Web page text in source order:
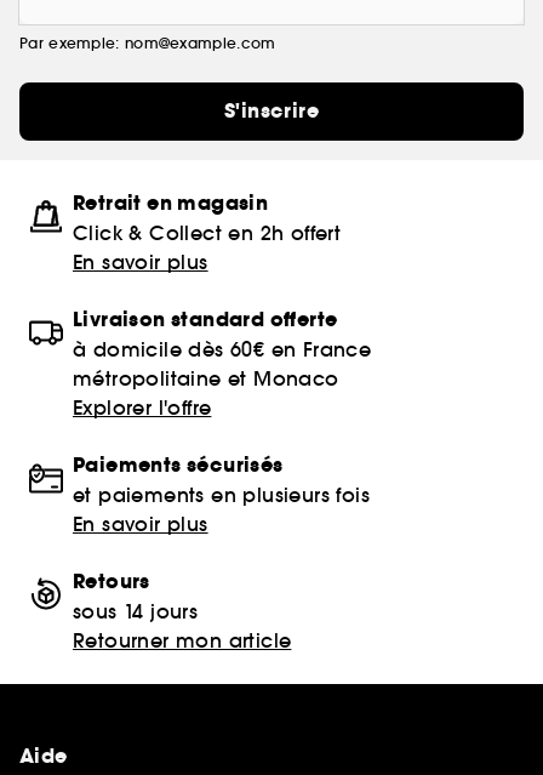
Par exemple: nom@example.com
S'inscrire
Retrait en magasin
Click & Collect en 2h offert
En savoir plus
Livraison standard offerte
à domicile dès 60€ en France
métropolitaine et Monaco
Explorer l'offre
Paiements sécurisés
et paiements en plusieurs fois
En savoir plus
Retours
sous 14 jours
Retourner mon article
Aide